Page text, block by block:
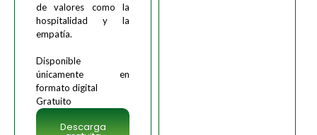
de valores como la
hospitalidad y la
empatía.
Disponible
únicamente en
formato digital
Gratuito
Descarga